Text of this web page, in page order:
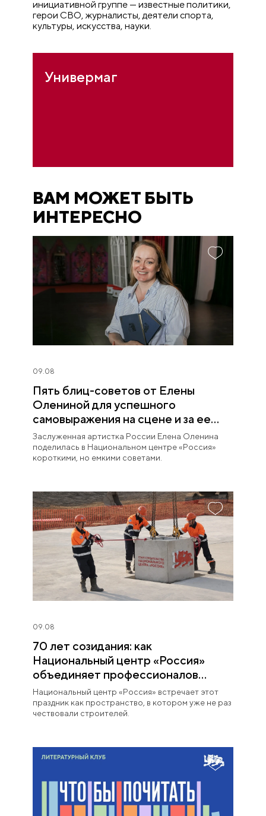
инициативной группе — известные политики,
герои СВО, журналисты, деятели спорта,
культуры, искусства, науки.
Универмаг
ВАМ МОЖЕТ БЫТЬ
ИНТЕРЕСНО
09.08
Пять блиц-советов от Елены
Олениной для успешного
самовыражения на сцене и за ее
пределами
Заслуженная артистка России Елена Оленина
поделилась в Национальном центре «Россия»
короткими, но емкими советами.
09.08
70 лет созидания: как
Национальный центр «Россия»
объединяет профессионалов
строительной отрасли
Национальный центр «Россия» встречает этот
праздник как пространство, в котором уже не раз
чествовали строителей.